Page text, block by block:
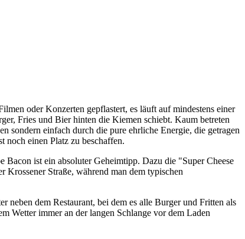
oder Konzerten gepflastert, es läuft auf mindestens einer
Fries und Bier hinten die Kiemen schiebt. Kaum betreten
sondern einfach durch die pure ehrliche Energie, die getragen
noch einen Platz zu beschaffen.
ist ein absoluter Geheimtipp. Dazu die "Super Cheese
Krossener Straße, während man dem typischen
neben dem Restaurant, bei dem es alle Burger und Fritten als
Wetter immer an der langen Schlange vor dem Laden